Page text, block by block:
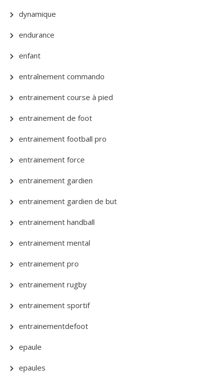
dynamique
endurance
enfant
entraînement commando
entrainement course à pied
entrainement de foot
entrainement football pro
entrainement force
entrainement gardien
entrainement gardien de but
entrainement handball
entrainement mental
entrainement pro
entrainement rugby
entrainement sportif
entrainementdefoot
epaule
epaules